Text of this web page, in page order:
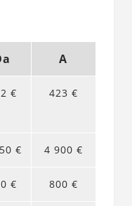
A
€ 423 €
€ 4 900 €
€ 800 €